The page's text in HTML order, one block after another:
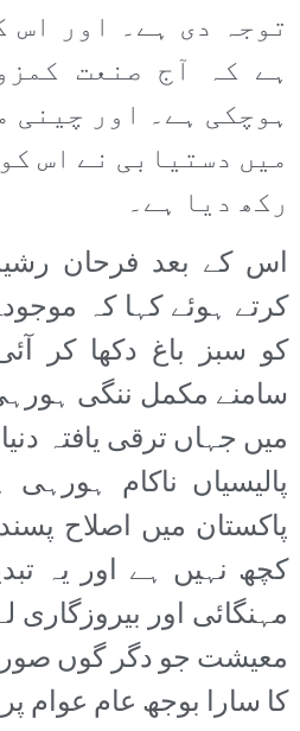
توجہ دی ہے۔ اور اس
ہے کہ آج صنعت
ہوچکی ہے۔ اور چینی
میں دستیابی نے اس
رکھ دیا ہے۔
اس کے بعد فرحان
کرتے ہوئے کہا کہ
کو سبز باغ دکھا کر
سامنے مکمل ننگی
میں جہاں ترقی یافتہ
پالیسیاں ناکام
پاکستان میں اصلاح
کچھ نہیں ہے اور یہ
مہنگائی اور
معیشت جو دگر گوں
کا سارا بوجھ عام عوام